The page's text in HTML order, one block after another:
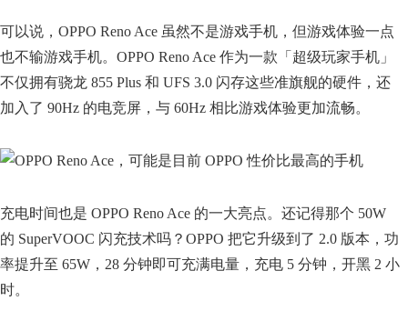
可以说，OPPO Reno Ace 虽然不是游戏手机，但游戏体验一点
也不输游戏手机。OPPO Reno Ace 作为一款「超级玩家手机」
不仅拥有骁龙 855 Plus 和 UFS 3.0 闪存这些准旗舰的硬件，还
加入了 90Hz 的电竞屏，与 60Hz 相比游戏体验更加流畅。
充电时间也是 OPPO Reno Ace 的一大亮点。还记得那个 50W
的 SuperVOOC 闪充技术吗？OPPO 把它升级到了 2.0 版本，功
率提升至 65W，28 分钟即可充满电量，充电 5 分钟，开黑 2 小
时。